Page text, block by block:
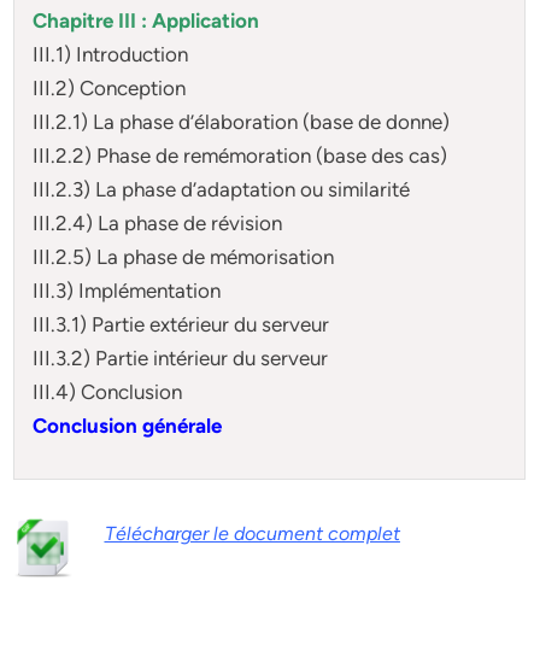
Chapitre III : Application
III.1) Introduction
III.2) Conception
III.2.1) La phase d’élaboration (base de donne)
III.2.2) Phase de remémoration (base des cas)
III.2.3) La phase d’adaptation ou similarité
III.2.4) La phase de révision
III.2.5) La phase de mémorisation
III.3) Implémentation
III.3.1) Partie extérieur du serveur
III.3.2) Partie intérieur du serveur
III.4) Conclusion
Conclusion générale
Télécharger le document complet